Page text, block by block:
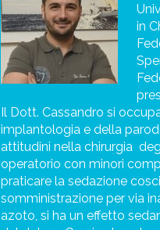
in
Il Dott. Cassandro si
implantologia e della
attitudini nella chirurgia
operatorio con minori
praticare la sedazione
somministrazione per via
azoto, si ha un effetto